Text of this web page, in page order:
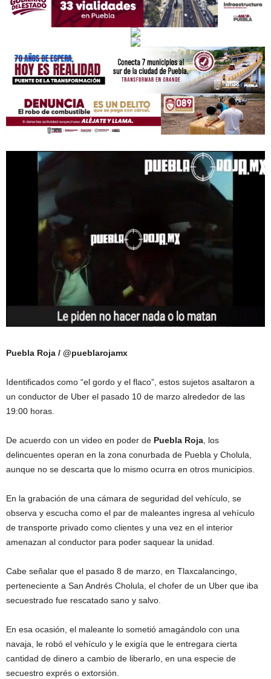
Puebla Roja / @pueblarojamx
Identificados como “el gordo y el flaco”, estos sujetos asaltaron a
un conductor de Uber el pasado 10 de marzo alrededor de las
19:00 horas.
De acuerdo con un video en poder de Puebla Roja, los
delincuentes operan en la zona conurbada de Puebla y Cholula,
aunque no se descarta que lo mismo ocurra en otros municipios.
En la grabación de una cámara de seguridad del vehículo, se
observa y escucha como el par de maleantes ingresa al vehículo
de transporte privado como clientes y una vez en el interior
amenazan al conductor para poder saquear la unidad.
Cabe señalar que el pasado 8 de marzo, en Tlaxcalancingo,
perteneciente a San Andrés Cholula, el chofer de un Uber que iba
secuestrado fue rescatado sano y salvo.
En esa ocasión, el maleante lo sometió amagándolo con una
navaja, le robó el vehículo y le exigía que le entregara cierta
cantidad de dinero a cambio de liberarlo, en una especie de
secuestro exprés o extorsión.